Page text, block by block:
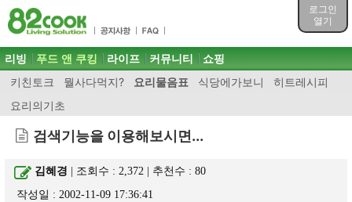
로그인
열기
목차
주메뉴 바로가기
컨텐츠 바로가기
검색 바로가기
로그인 바로가기
주메뉴
리빙 푸드 앤 쿠킹
키친토크 뭘사다먹지? 요리물음표 식당에가보니
히트레시피
요리의기초
라이프 커뮤니티 쇼핑
검색기능을 이용해보시면...
김혜경 | 조회수 : 2,372 | 추천수 :80
작성일 : 2002-11-09 17:36:41